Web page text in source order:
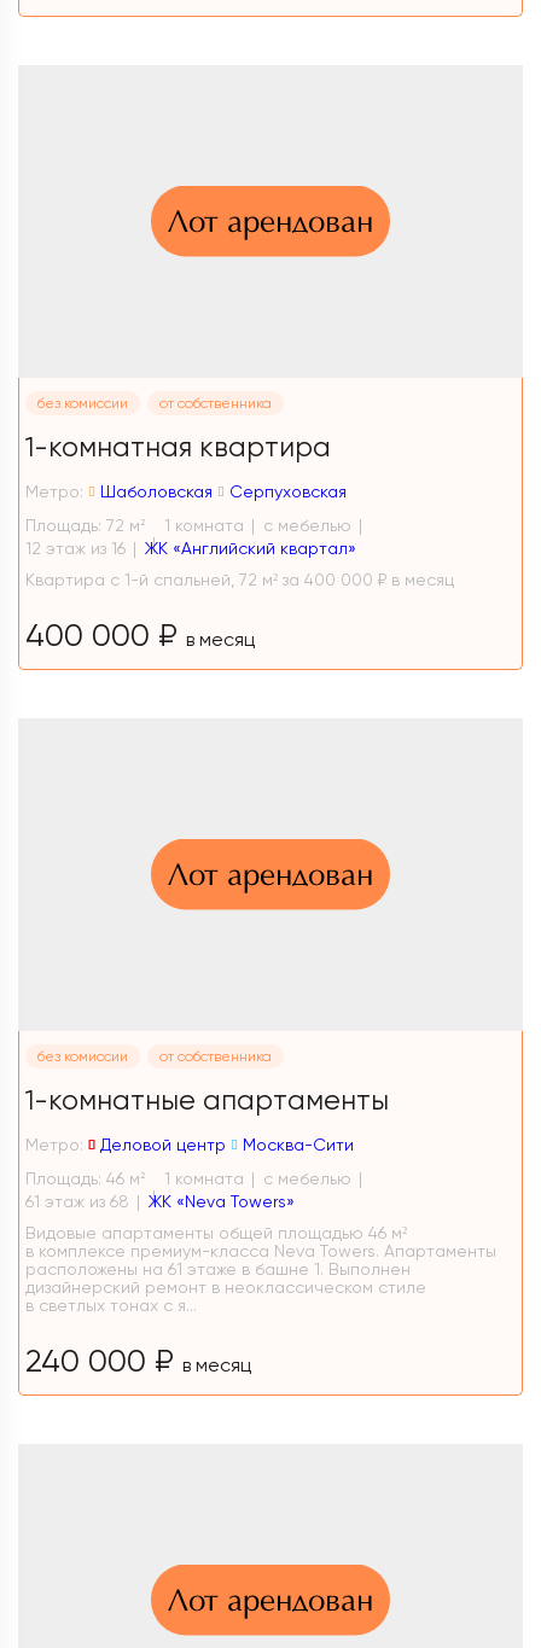
Лот арендован
без комиссии от собственника
1-комнатная квартира
Метро: Шаболовская
Серпуховская
Площадь: 72 м 2 1 комната
с мебелью
12 этаж из 16
ЖК «Английский квартал»
Квартира с 1-й спальней, 72 м² за 400 000 ₽ в месяц
400 000 ₽ в месяц
Лот арендован
без комиссии от собственника
1-комнатные апартаменты
Метро: Деловой центр
Москва-Сити
Площадь: 46 м 2 1 комната
с мебелью
61 этаж из 68
ЖК «Neva Towers»
Видовые апартаменты общей площадью 46 м²
в комплексе премиум-класса Neva Towers. Апартаменты
расположены на 61 этаже в башне 1. Выполнен
дизайнерский ремонт в неоклассическом стиле
в светлых тонах с я...
240 000 ₽ в месяц
Лот арендован